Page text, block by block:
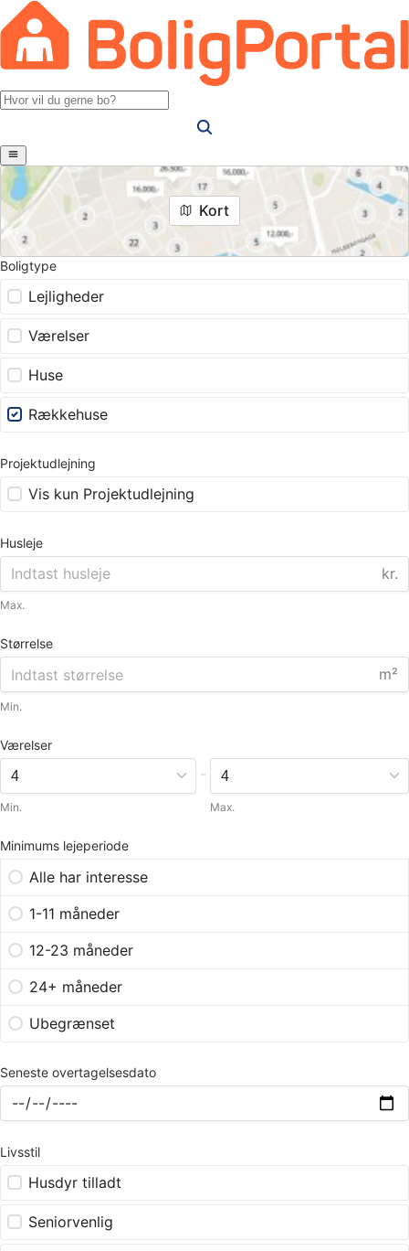
Kort
Boligtype
Lejligheder
Værelser
Huse
Rækkehuse
Projektudlejning
Vis kun Projektudlejning
Husleje
kr.
Max.
Størrelse
m²
Min.
Værelser
Min.
-
Max.
Minimums lejeperiode
Alle har interesse
1-11 måneder
12-23 måneder
24+ måneder
Ubegrænset
Seneste overtagelsesdato
Livsstil
Husdyr tilladt
Seniorvenlig